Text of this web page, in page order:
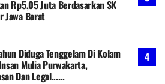
Rp5,05 Juta Berdasarkan SK
Jawa Barat
Diduga Tenggelam Di Kolam
Mulia Purwakarta,
Dan Legal......